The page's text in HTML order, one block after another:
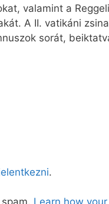
valamint a
A II. vatikáni
sorát,
.